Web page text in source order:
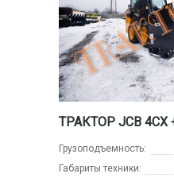
ТРАКТОР JCB
Грузоподъемность:
Габариты техники: